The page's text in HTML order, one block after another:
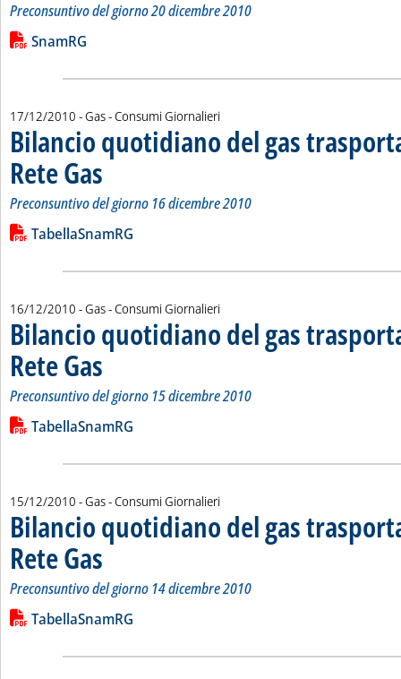
Preconsuntivo del giorno 20 dicembre 2010
Leggi tutta la notizia: 'Bilancio quotidiano del gas
Lista allegati PDF alla notizia
SnamRG
17/12/2010 - Gas - Consumi Giornalieri
Bilancio quotidiano del gas
Rete Gas . Sottotitolo: Preconsuntivo del giorno 16 dicembre 2010
. Pubblicata venerdì 17 dicembre 2010 alle 12.32.
Preconsuntivo del giorno 16 dicembre 2010
Leggi tutta la notizia: 'Bilancio quotidiano del gas
Lista allegati PDF alla notizia
TabellaSnamRG
16/12/2010 - Gas - Consumi Giornalieri
Bilancio quotidiano del gas
Rete Gas . Sottotitolo: Preconsuntivo del giorno 15 dicembre 2010
. Pubblicata giovedì 16 dicembre 2010 alle 13.55.
Preconsuntivo del giorno 15 dicembre 2010
Leggi tutta la notizia: 'Bilancio quotidiano del gas
Lista allegati PDF alla notizia
TabellaSnamRG
15/12/2010 - Gas - Consumi Giornalieri
Bilancio quotidiano del gas
Rete Gas . Sottotitolo: Preconsuntivo del giorno 14 dicembre 2010
. Pubblicata mercoledì 15 dicembre 2010 alle 13.24.
Preconsuntivo del giorno 14 dicembre 2010
Leggi tutta la notizia: 'Bilancio quotidiano del gas
Lista allegati PDF alla notizia
TabellaSnamRG